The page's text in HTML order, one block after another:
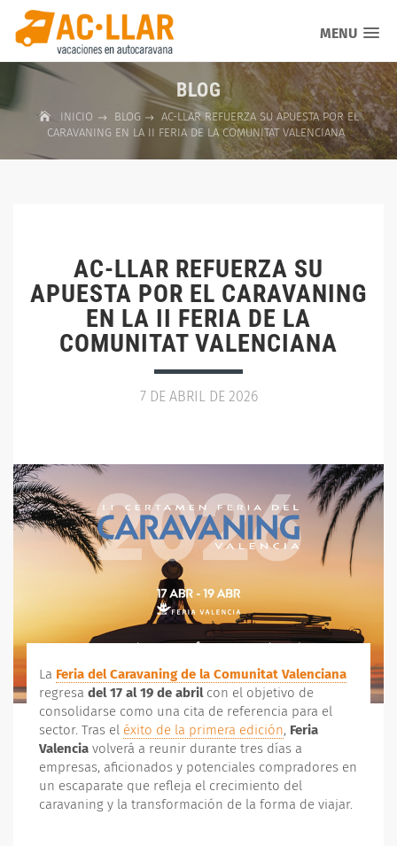
MENU
BLOG
INICIO BLOG
AC-LLAR REFUERZA SU APUESTA POR EL
CARAVANING EN LA II FERIA DE LA COMUNITAT VALENCIANA
AC-LLAR REFUERZA SU
APUESTA POR EL CARAVANING
EN LA II FERIA DE LA
COMUNITAT VALENCIANA
7 DE ABRIL DE 2026
La Feria del Caravaning de la Comunitat Valenciana
regresa del 17 al 19 de abrilcon el objetivo de
consolidarse como una cita de referencia para el
sector. Tras el éxito de la primera edición, Feria
Valencia volverá a reunir durante tres días a
empresas, aficionados y potenciales compradores en
un escaparate que refleja el crecimiento del
caravaning y la transformación de la forma de viajar.